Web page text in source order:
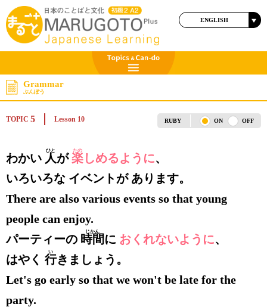
ENGLISH
Grammar
ぶんぽう
TOPIC 5 Lesson 10 RUBY ON OFF
わかい 人
ひと
が楽
たの
しめるように、
いろいろな イベントが あります。
There are also various events so that young
people can enjoy.
パーティーの 時間
じかん
に おくれないように、
はやく 行
い
きましょう。
Let's go early so that we won't be late for the
party.